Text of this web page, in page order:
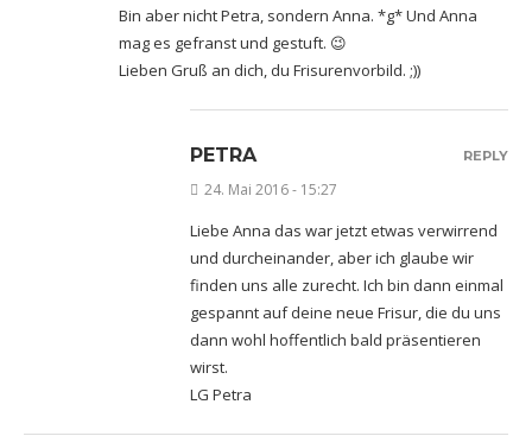
Bin aber nicht Petra, sondern Anna. *g* Und Anna
mag es gefranst und gestuft. 😉
Lieben Gruß an dich, du Frisurenvorbild. ;))
PETRA
24. Mai 2016 - 15:27
Liebe Anna das war jetzt etwas verwirrend
und durcheinander, aber ich glaube wir
finden uns alle zurecht. Ich bin dann einmal
gespannt auf deine neue Frisur, die du uns
dann wohl hoffentlich bald präsentieren
wirst.
LG Petra
REPLY